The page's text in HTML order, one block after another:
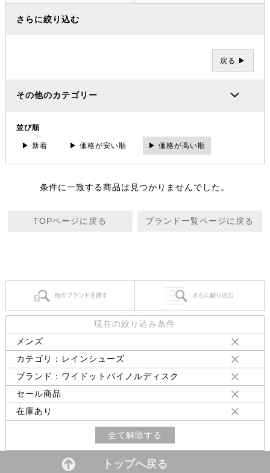
さらに絞り込む
戻る ▶
その他のカテゴリー
並び順
▶ 新着 ▶ 価格が安い順 ▶ 価格が高い順
条件に一致する商品は見つかりませんでした。
TOPページに戻る ブランド一覧ページに戻る
現在の絞り込み条件
メンズ
カテゴリ：レインシューズ
ブランド：ワイドットバイノルディスク
セール商品
在庫あり
全て解除する
トップへ戻る